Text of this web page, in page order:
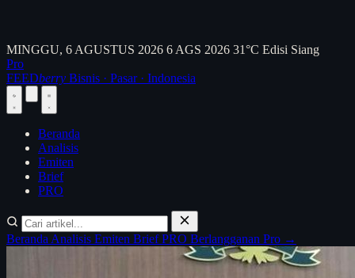
MINGGU, 6 AGUSTUS 2026 6 AGS 2026 31°C Edisi Siang
Pro
FEEDberry Bisnis · Pasar · Indonesia
Beranda
Analisis
Emiten
Brief
PRO
Beranda Analisis Emiten BriefPRO Berlangganan Pro →